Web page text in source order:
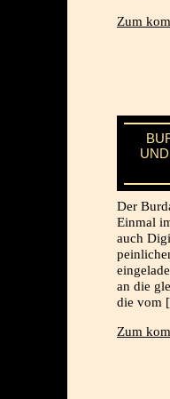
Zum
Der
Einmal
auch
an die
die
Zum